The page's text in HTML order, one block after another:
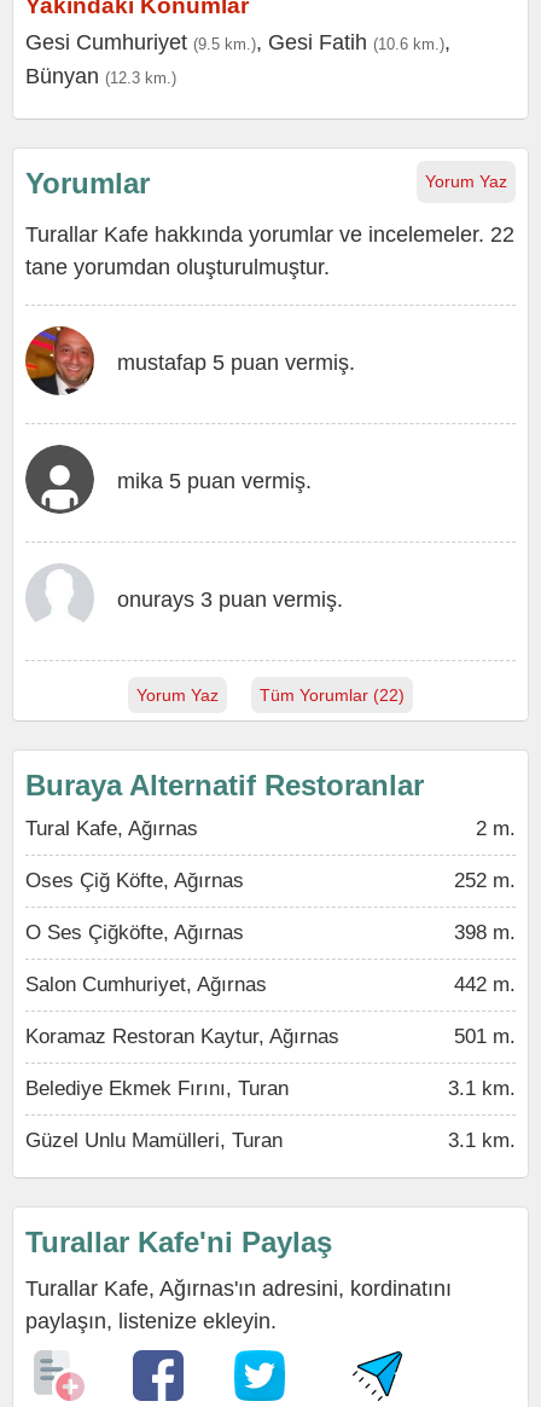
Yakındaki Konumlar
Gesi Cumhuriyet (9.5 km.), Gesi Fatih (10.6 km.),
Bünyan (12.3 km.)
Yorum Yaz
Yorumlar
Turallar Kafe hakkında yorumlar ve incelemeler. 22
tane yorumdan oluşturulmuştur.
mustafap 5 puan vermiş.
mika 5 puan vermiş.
onurays 3 puan vermiş.
Yorum Yaz Tüm Yorumlar (22)
Buraya Alternatif Restoranlar
Tural Kafe, Ağırnas 2 m.
Oses Çiğ Köfte, Ağırnas 252 m.
O Ses Çiğköfte, Ağırnas 398 m.
Salon Cumhuriyet, Ağırnas 442 m.
Koramaz Restoran Kaytur, Ağırnas 501 m.
Belediye Ekmek Fırını, Turan 3.1 km.
Güzel Unlu Mamülleri, Turan 3.1 km.
Turallar Kafe'ni Paylaş
Turallar Kafe, Ağırnas'ın adresini, kordinatını
paylaşın, listenize ekleyin.